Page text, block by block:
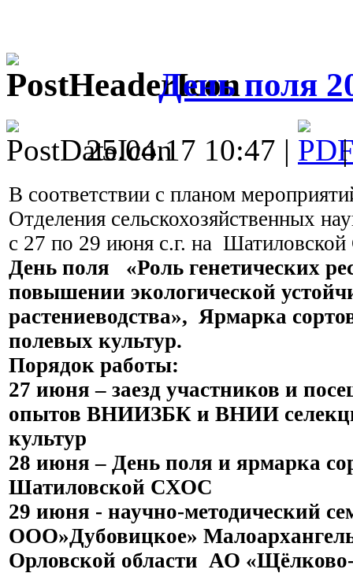
День поля
25.04.17 10:47 |
В соответствии с планом
Отделения сельскохозяйственных
с 27 по 29 июня с.г. на
День поля «Роль генетических
повышении экологической
растениеводства», Ярмарка
полевых культур.
Порядок работы:
27 июня – заезд участников и
опытов ВНИИЗБК и ВНИИ
культур
28 июня – День поля и ярмарка
Шатиловской СХОС
29 июня - научно-методический
ООО»Дубовицкое»
Орловской области АО